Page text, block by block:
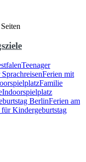
Teenager
Ferien mit
Familie
Indoorspielplatz
BerlinFerien am
für Kindergeburtstag